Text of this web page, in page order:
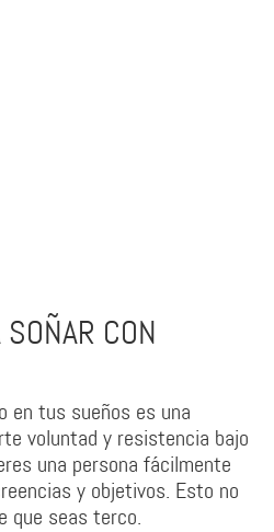
CON
en tus sueños es una
voluntad y resistencia bajo
una persona fácilmente
y objetivos. Esto no
que seas terco.